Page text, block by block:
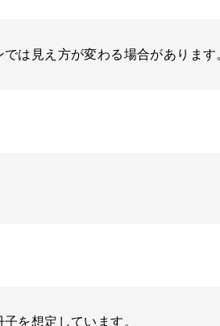
は見え方が変わる場合があります
を想定しています。